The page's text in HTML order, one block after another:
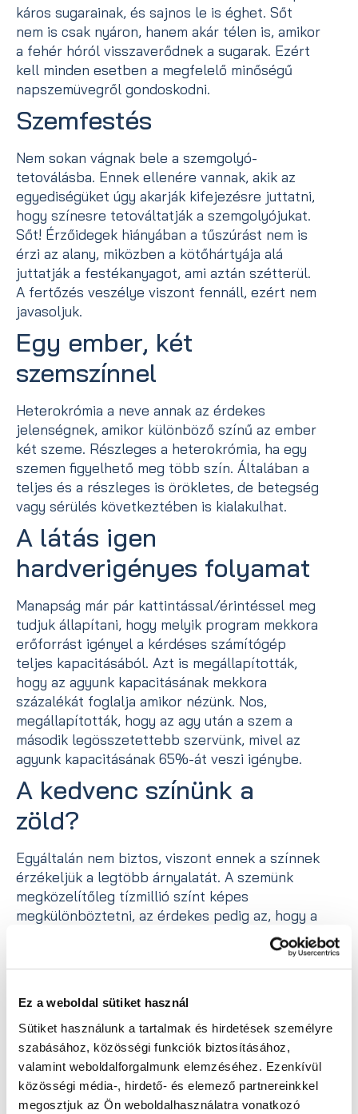
Ez a weboldal sütiket használ
Sütiket használunk a tartalmak és hirdetések személyre
szabásához, közösségi funkciók biztosításához,
valamint weboldalforgalmunk elemzéséhez. Ezenkívül
közösségi média-, hirdető- és elemező partnereinkkel
megosztjuk az Ön weboldalhasználatra vonatkozó
káros sugarainak, és sajnos le is éghet. Sőt
nem is csak nyáron, hanem akár télen is, amikor
a fehér hóról visszaverődnek a sugarak. Ezért
kell minden esetben a megfelelő minőségű
napszemüvegről gondoskodni.
Szemfestés
Nem sokan vágnak bele a szemgolyó-
tetoválásba. Ennek ellenére vannak, akik az
egyediségüket úgy akarják kifejezésre juttatni,
hogy színesre tetováltatják a szemgolyójukat.
Sőt! Érzőidegek hiányában a tűszúrást nem is
érzi az alany, miközben a kötőhártyája alá
juttatják a festékanyagot, ami aztán szétterül.
A fertőzés veszélye viszont fennáll, ezért nem
javasoljuk.
Egy ember, két
szemszínnel
Heterokrómia a neve annak az érdekes
jelenségnek, amikor különböző színű az ember
két szeme. Részleges a heterokrómia, ha egy
szemen figyelhető meg több szín. Általában a
teljes és a részleges is örökletes, de betegség
vagy sérülés következtében is kialakulhat.
A látás igen
hardverigényes folyamat
Manapság már pár kattintással/érintéssel meg
tudjuk állapítani, hogy melyik program mekkora
erőforrást igényel a kérdéses számítógép
teljes kapacitásából. Azt is megállapították,
hogy az agyunk kapacitásának mekkora
százalékát foglalja amikor nézünk. Nos,
megállapították, hogy az agy után a szem a
második legösszetettebb szervünk, mivel az
agyunk kapacitásának 65%-át veszi igénybe.
A kedvenc színünk a
zöld?
Egyáltalán nem biztos, viszont ennek a színnek
érzékeljük a legtöbb árnyalatát. A szemünk
megközelítőleg tízmillió színt képes
megkülönböztetni, az érdekes pedig az, hogy a
zöld az a szín, amelynek a legtöbb árnyalatát
érzékeljük. Ha ki akarod használni a szemedben
rejlő lehetőségeket, akkor irány a természet.
Vissza az összes bejegyzéshez
Megosztás